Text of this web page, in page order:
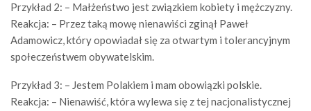
Przykład 2: – Małżeństwo jest związkiem kobiety i mężczyzny.
Reakcja: – Przez taką mowę nienawiści zginął Paweł
Adamowicz, który opowiadał się za otwartym i tolerancyjnym
społeczeństwem obywatelskim.
Przykład 3: – Jestem Polakiem i mam obowiązki polskie.
Reakcja: – Nienawiść, która wylewa się z tej nacjonalistycznej